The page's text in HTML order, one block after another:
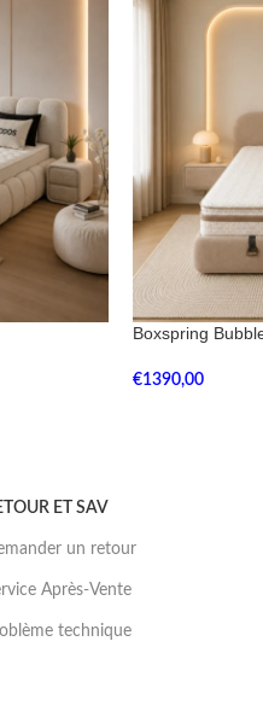
Boxspring
€1390,00
ET SAV
un retour
Après-Vente
technique